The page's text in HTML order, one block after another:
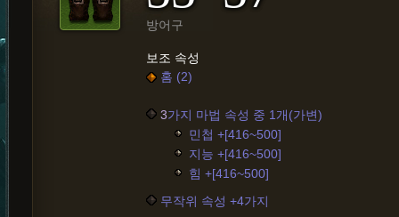
방어구
보조 속성
홈 (2)
3가지 마법 속성 중 1개(가변)
민첩 +[416~500]
지능 +[416~500]
힘 +[416~500]
무작위 속성 +4가지